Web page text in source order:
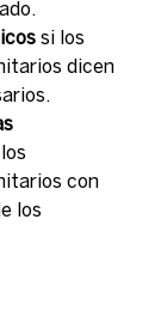
si los
dicen
con
los